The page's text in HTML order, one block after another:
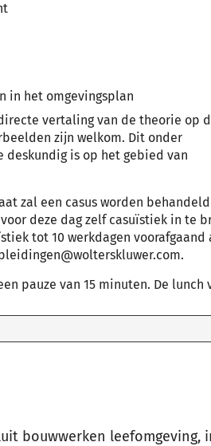
in het omgevingsplan
vertaling van de theorie op
zijn welkom. Dit onder
is op het gebied van
zal een casus worden
deze dag zelf casuïstiek in te
tot 10 werkdagen voorafgaand
pauze van 15 minuten. De lunch
bouwwerken leefomgeving,